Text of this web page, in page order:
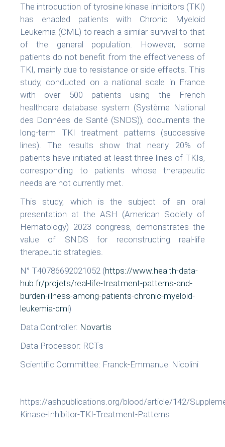
Vos études
internationales
LinkedIn Twitter
The introduction of tyrosine kinase inhibitors (TKI)
has enabled patients with Chronic Myeloid
Leukemia (CML) to reach a similar survival to that
of the general population. However, some
patients do not benefit from the effectiveness of
TKI, mainly due to resistance or side effects. This
study, conducted on a national scale in France
with over 500 patients using the French
healthcare database system (Système National
des Données de Santé (SNDS)), documents the
long-term TKI treatment patterns (successive
lines). The results show that nearly 20% of
patients have initiated at least three lines of TKIs,
corresponding to patients whose therapeutic
needs are not currently met.
This study, which is the subject of an oral
presentation at the ASH (American Society of
Hematology) 2023 congress, demonstrates the
value of SNDS for reconstructing real-life
therapeutic strategies.
N° T40786692021052 (https://www.health-data-
hub.fr/projets/real-life-treatment-patterns-and-
burden-illness-among-patients-chronic-myeloid-
leukemia-cml)
Data Controller: Novartis
Data Processor: RCTs
Scientific Committee: Franck-Emmanuel Nicolini
https://ashpublications.org/blood/article/142/
Kinase-Inhibitor-TKI-Treatment-Patterns